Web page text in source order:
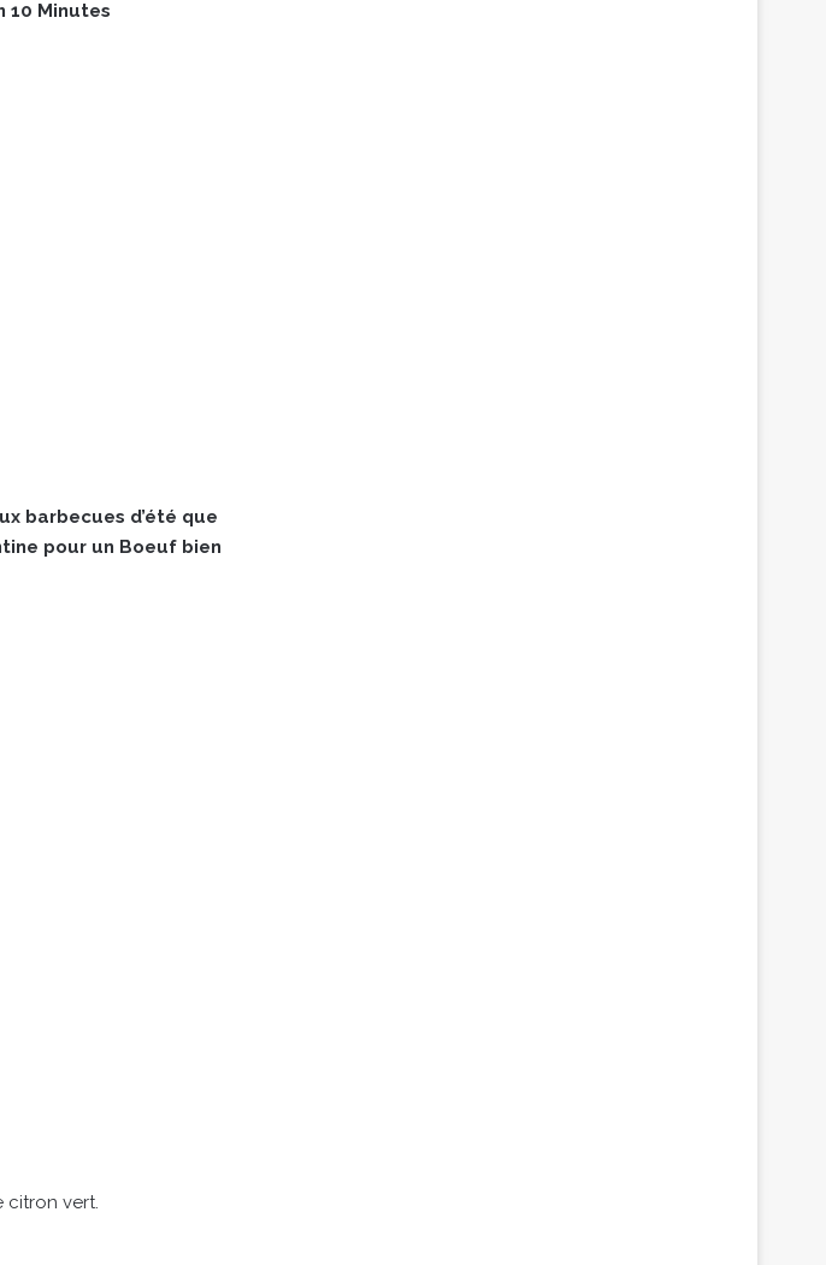
10 Minutes
barbecues d’été que
pour un Boeuf bien
citron vert.